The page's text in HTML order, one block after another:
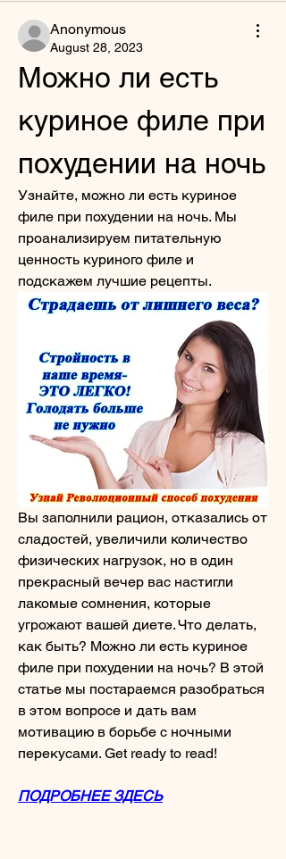
Anonymous
August 28, 2023
Можно ли есть
куриное филе при
похудении на ночь
Узнайте, можно ли есть куриное
филе при похудении на ночь. Мы
проанализируем питательную
ценность куриного филе и
подскажем лучшие рецепты.
Вы заполнили рацион, отказались от
сладостей, увеличили количество
физических нагрузок, но в один
прекрасный вечер вас настигли
лакомые сомнения, которые
угрожают вашей диете. Что делать,
как быть? Можно ли есть куриное
филе при похудении на ночь? В этой
статье мы постараемся разобраться
в этом вопросе и дать вам
мотивацию в борьбе с ночными
перекусами. Get ready to read!
ПОДРОБНЕЕ ЗДЕСЬ